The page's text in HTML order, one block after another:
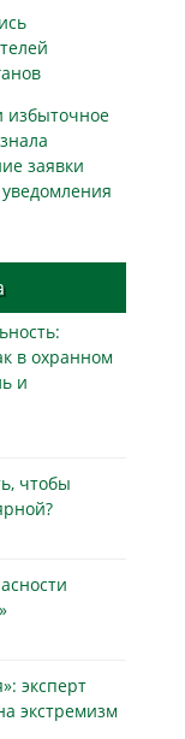
избыточное
заявки
в охранном
и
чтобы
эксперт
экстремизм